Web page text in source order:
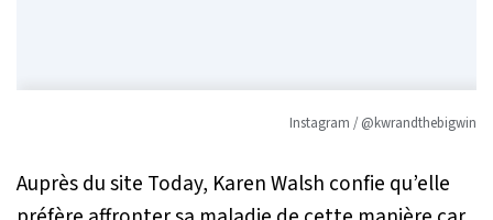
Instagram / @kwrandthebigwin
Auprès du site Today, Karen Walsh confie qu’elle